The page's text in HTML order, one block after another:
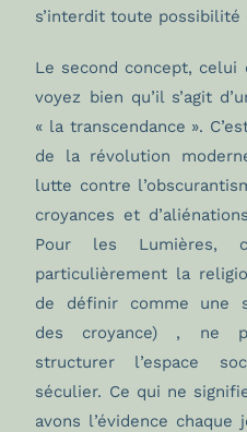
s’interdit toute
Le second concept, celui
voyez bien qu’il s’agit
« la transcendance ».
de la révolution
lutte contre
croyances et
Pour les Lumières,
particulièrement la
de définir comme une
des croyance) , ne
structurer l’espace
séculier. Ce qui ne
avons l’évidence